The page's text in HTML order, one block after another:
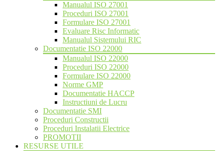
Manualul ISO 27001
Proceduri ISO 27001
Formulare ISO 27001
Evaluare Risc Informatic
Manualul Sistemului RIC
Documentatie ISO 22000
Manualul ISO 22000
Proceduri ISO 22000
Formulare ISO 22000
Norme GMP
Documentatie HACCP
Instructiuni de Lucru
Documentatie SMI
Proceduri Constructii
Proceduri Instalatii Electrice
PROMOTII
RESURSE UTILE